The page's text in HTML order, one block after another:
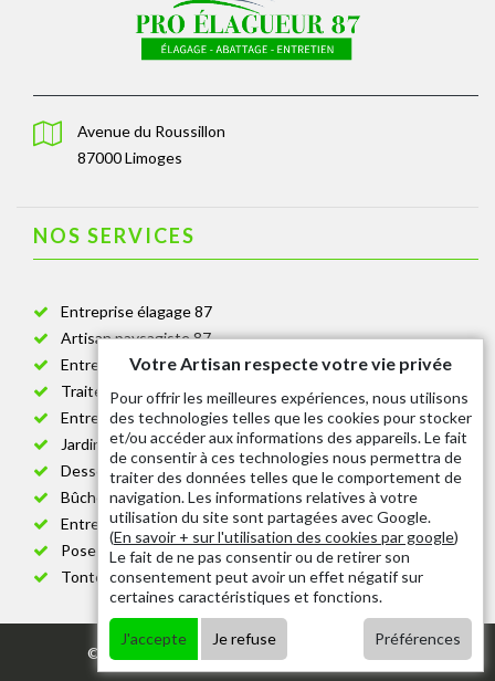
Avenue du Roussillon
87000 Limoges
NOS SERVICES
Entreprise élagage 87
Artisan paysagiste 87
Entreprise de jardinage 87
Traitement anti-chenille 87
Entreprise abattage arbre 87
Jardinier taille de haie 87
Dessouchage arbre et haie 87
Bûcheron 87
Entretien espace vert cimetière 87
Pose et changement grillage et clôture 87
Tonte de pelouse 87
© 2020 - Tout droit réservé | Mentions légales
Votre Artisan respecte votre vie privée
Pour offrir les meilleures expériences, nous utilisons
des technologies telles que les cookies pour stocker
et/ou accéder aux informations des appareils. Le fait
de consentir à ces technologies nous permettra de
traiter des données telles que le comportement de
navigation. Les informations relatives à votre
utilisation du site sont partagées avec Google.
(En savoir + sur l'utilisation des cookies par google)
Le fait de ne pas consentir ou de retirer son
consentement peut avoir un effet négatif sur
certaines caractéristiques et fonctions.
J'accepte Je refuse Préférences